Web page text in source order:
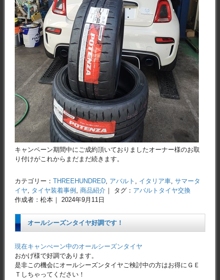
キャンペーン期間中にご成約頂いておりましたオーナー様のお取
り付けがこれからまだまだ続きます。
カテゴリー： THREEHUNDRED アバルト イタリア車 サマータ
イヤ
タイヤ装着事例 商品紹介 ｜ タグ： アバルトタイヤ交換
作成者：松本｜ 2024年9月11日
オールシーズンタイヤ好調です！
現在キャンぺーン中のオールシーズンタイヤ
おかげ様で好調であります。
是非この機会にオールシーズンタイヤご検討中の方はお得にＧＥ
Ｔしちゃってください！